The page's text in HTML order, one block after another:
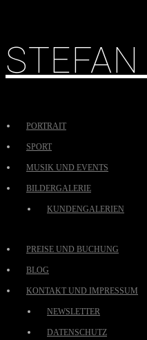
PORTRAIT
SPORT
MUSIK UND EVENTS
BILDERGALERIE
KUNDENGALERIEN
PREISE UND BUCHUNG
BLOG
KONTAKT UND IMPRESSUM
NEWSLETTER
DATENSCHUTZ